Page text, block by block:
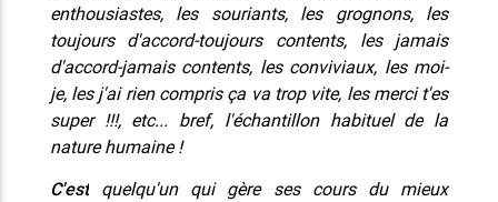
enthousiastes, les souriants, les grognons, les
toujours d'accord-toujours contents, les jamais
d'accord-jamais contents, les conviviaux, les moi-
je, les j'ai rien compris ça va trop vite, les merci t'es
super !!!, etc... bref, l'échantillon habituel de la
nature humaine !
C'estquelqu'un qui gère ses cours du mieux